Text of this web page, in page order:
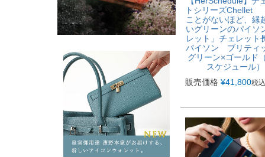
トシリーズChellet
ことがないほど、縁
いグリーンのパイソ
レット」チェレット
パイソン ブリティ
グリーン×ゴールド
スケジュール）
販売価格 ¥41,800税込